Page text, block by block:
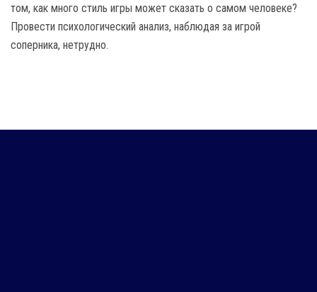
том, как много стиль игры может сказать о самом человеке?
Провести психологический анализ, наблюдая за игрой
соперника, нетрудно.